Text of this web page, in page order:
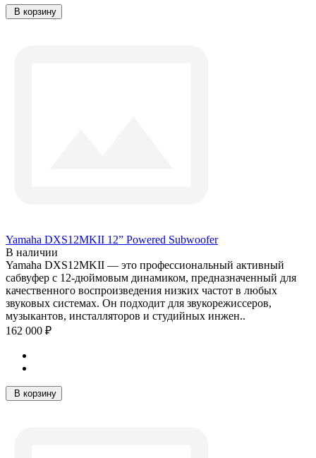
В корзину
Yamaha DXS12MKII 12” Powered Subwoofer
В наличии
Yamaha DXS12MKII — это профессиональный активный
сабвуфер с 12-дюймовым динамиком, предназначенный для
качественного воспроизведения низких частот в любых
звуковых системах. Он подходит для звукорежиссеров,
музыкантов, инсталляторов и студийных инжен..
162 000 ₽
В корзину